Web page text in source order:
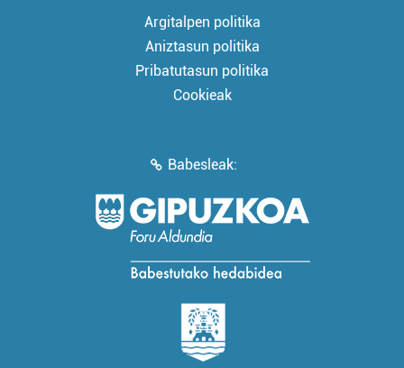
Argitalpen politika
Aniztasun politika
Pribatutasun politika
Cookieak
Babesleak: